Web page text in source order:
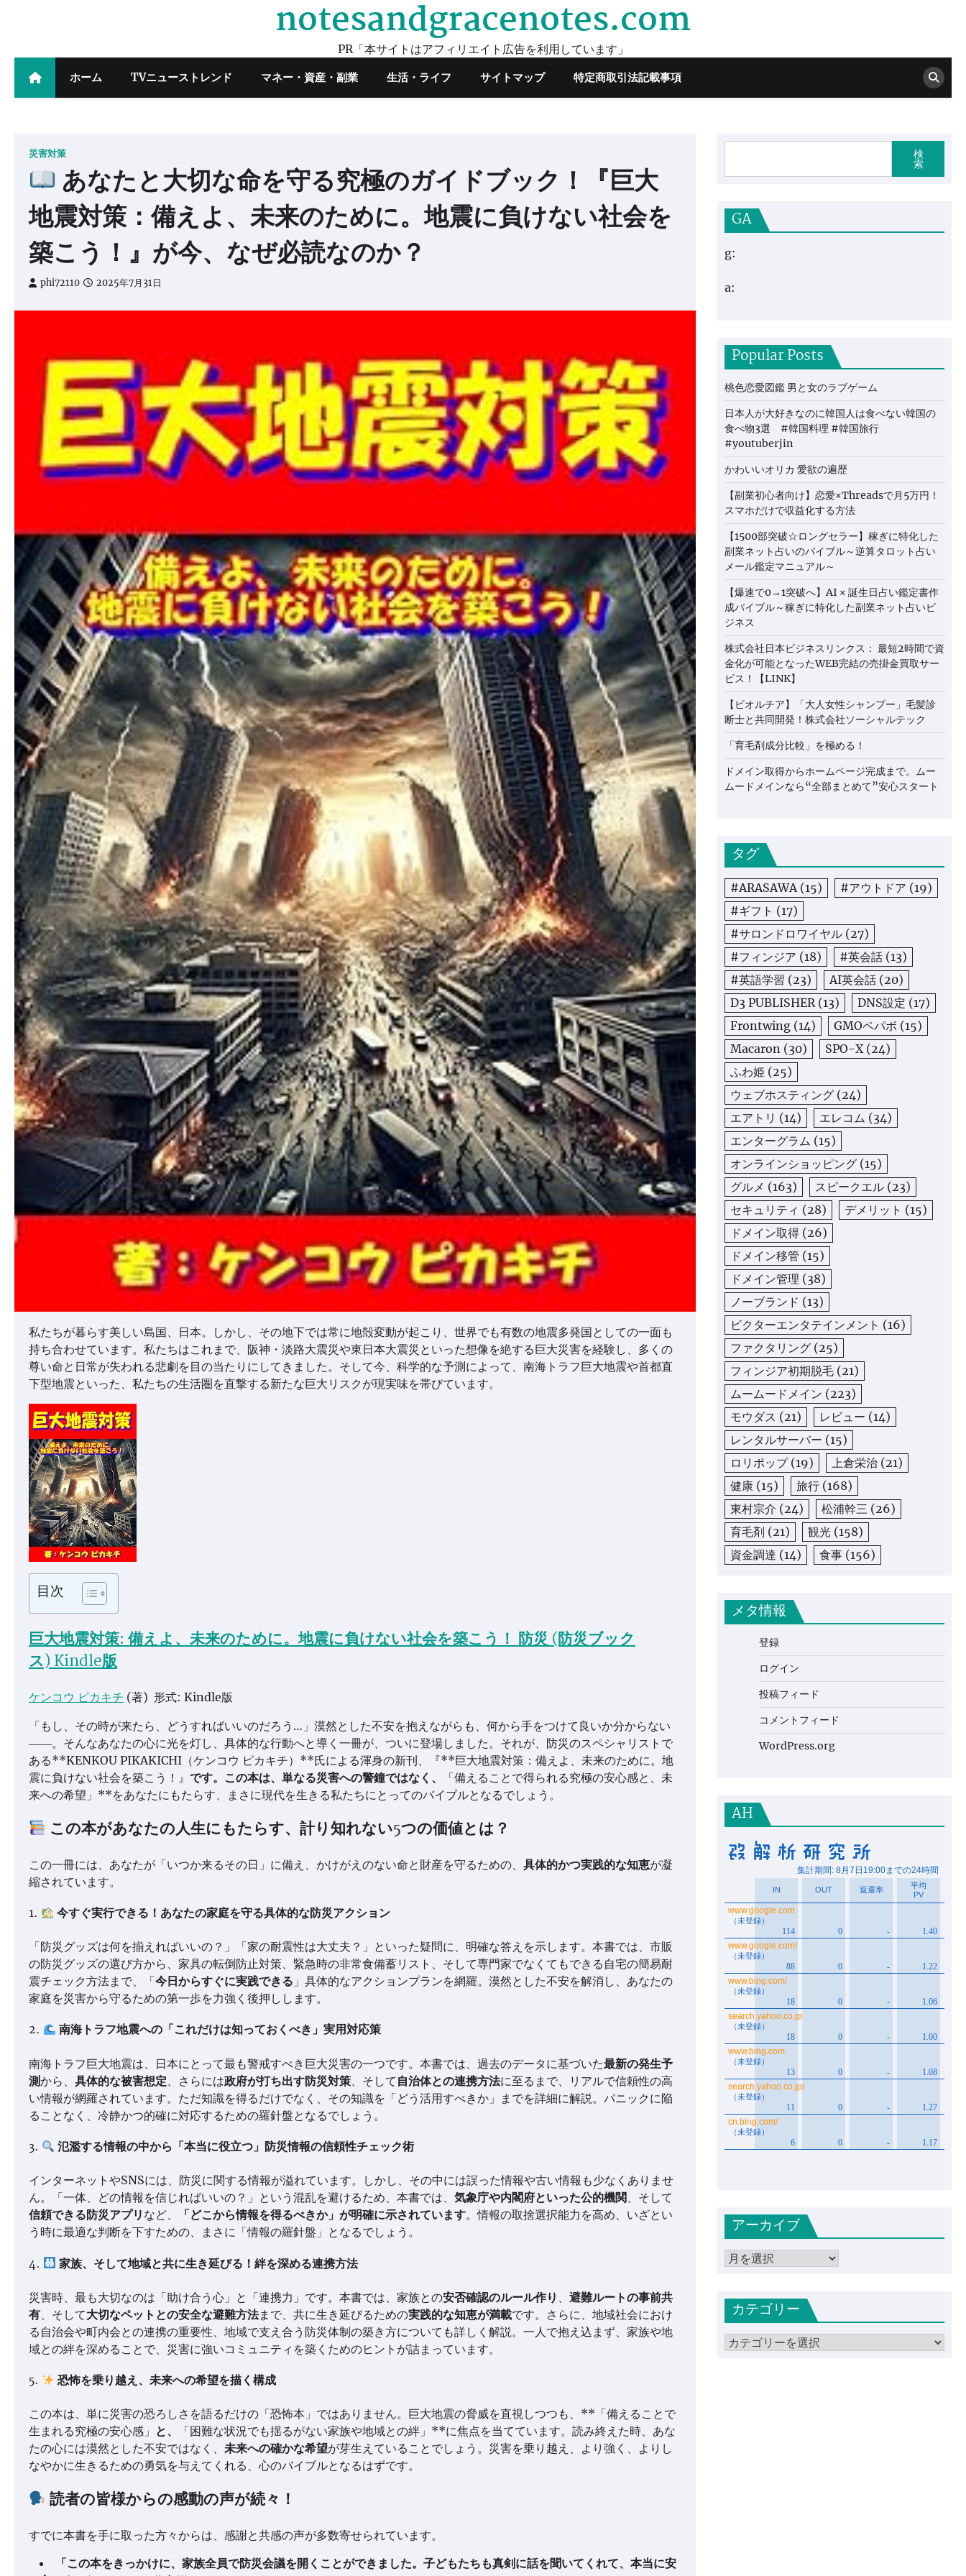
notesandgracenotes.com
PR「本サイトはアフィリエイト広告を利用しています」
ホーム TVニューストレンド マネー・資産・副業 生活・ライフ サイトマップ 特定商取引法記載事項
災害対策
あなたと大切な命を守る究極のガイドブック！『巨大
地震対策：備えよ、未来のために。地震に負けない社会を
築こう！』が今、なぜ必読なのか？
phi72110 2025年7月31日
私たちが暮らす美しい島国、日本。しかし、その地下では常に地殻変動が起こり、世界でも有数の地震多発国としての一面も
持ち合わせています。私たちはこれまで、阪神・淡路大震災や東日本大震災といった想像を絶する巨大災害を経験し、多くの
尊い命と日常が失われる悲劇を目の当たりにしてきました。そして今、科学的な予測によって、南海トラフ巨大地震や首都直
下型地震といった、私たちの生活圏を直撃する新たな巨大リスクが現実味を帯びています。
目次
巨大地震対策: 備えよ、未来のために。地震に負けない社会を築こう！ 防災 (防災ブック
ス)Kindle版
ケンコウ ピカキチ (著) 形式: Kindle版
「もし、その時が来たら、どうすればいいのだろう…」漠然とした不安を抱えながらも、何から手をつけて良いか分からない
――。そんなあなたの心に光を灯し、具体的な行動へと導く一冊が、ついに登場しました。それが、防災のスペシャリストで
ある**KENKOU PIKAKICHI（ケンコウ ピカキチ）**氏による渾身の新刊、『**巨大地震対策：備えよ、未来のために。地
震に負けない社会を築こう！』 です。この本は、単なる災害への警鐘ではなく、
「備えることで得られる究極の安心感と、未
来への希望」**をあなたにもたらす、まさに現代を生きる私たちにとってのバイブルとなるでしょう。
この本があなたの人生にもたらす、計り知れない5つの価値とは？
この一冊には、あなたが「いつか来るその日」に備え、かけがえのない命と財産を守るための、 具体的かつ実践的な知恵が凝
縮されています。
1. 今すぐ実行できる！あなたの家庭を守る具体的な防災アクション
「防災グッズは何を揃えればいいの？」「家の耐震性は大丈夫？」といった疑問に、明確な答えを示します。本書では、市販
の防災グッズの選び方から、家具の転倒防止対策、緊急時の非常食備蓄リスト、そして専門家でなくてもできる自宅の簡易耐
震チェック方法まで、「今日からすぐに実践できる 」具体的なアクションプランを網羅。漠然とした不安を解消し、あなたの
家庭を災害から守るための第一歩を力強く後押しします。
2. 南海トラフ地震への「これだけは知っておくべき」実用対応策
南海トラフ巨大地震は、日本にとって最も警戒すべき巨大災害の一つです。本書では、過去のデータに基づいた最新の発生予
測から、 具体的な被害想定 、さらには政府が打ち出す防災対策 、そして 自治体との連携方法に至るまで、リアルで信頼性の高
い情報が網羅されています。ただ知識を得るだけでなく、その知識を「どう活用すべきか」までを詳細に解説。パニックに陥
ることなく、冷静かつ的確に対応するための羅針盤となるでしょう。
3. 氾濫する情報の中から「本当に役立つ」防災情報の信頼性チェック術
インターネットやSNSには、防災に関する情報が溢れています。しかし、その中には誤った情報や古い情報も少なくありませ
ん。「一体、どの情報を信じればいいの？」という混乱を避けるため、本書では、 気象庁や内閣府といった公的機関 、そして
信頼できる防災アプリ など、 「どこから情報を得るべきか」が明確に示されています。情報の取捨選択能力を高め、いざとい
う時に最適な判断を下すための、まさに「情報の羅針盤」となるでしょう。
4. 家族、そして地域と共に生き延びる！絆を深める連携方法
災害時、最も大切なのは「助け合う心」と「連携力」です。本書では、家族との安否確認のルール作り
避難ルートの事前共
有 、そして大切なペットとの安全な避難方法まで、共に生き延びるための実践的な知恵が満載です。さらに、地域社会におけ
る自治会や町内会との連携の重要性、地域で支え合う防災体制の築き方についても詳しく解説。一人で抱え込まず、家族や地
域との絆を深めることで、災害に強いコミュニティを築くためのヒントが詰まっています。
5. 恐怖を乗り越え、未来への希望を描く構成
この本は、単に災害の恐ろしさを語るだけの「恐怖本」ではありません。巨大地震の脅威を直視しつつも、**「備えることで
生まれる究極の安心感」 と、
「困難な状況でも揺るがない家族や地域との絆」**に焦点を当てています。読み終えた時、あな
たの心には漠然とした不安ではなく、 未来への確かな希望が芽生えていることでしょう。災害を乗り越え、より強く、よりし
なやかに生きるための勇気を与えてくれる、心のバイブルとなるはずです。
読者の皆様からの感動の声が続々！
すでに本書を手に取った方々からは、感謝と共感の声が多数寄せられています。
「この本をきっかけに、家族全員で防災会議を開くことができました。子どもたちも真剣に話を聞いてくれて、本当に安
検
索
GA
g:
a:
Popular Posts
桃色恋愛図鑑 男と女のラブゲーム
日本人が大好きなのに韓国人は食べない韓国の
食べ物3選 #韓国料理 #韓国旅行
#youtuberjin
かわいいオリカ 愛欲の遍歴
【副業初心者向け】恋愛×Threadsで月5万円！
スマホだけで収益化する方法
【1500部突破☆ロングセラー】稼ぎに特化した
副業ネット占いのバイブル～逆算タロット占い
メール鑑定マニュアル～
【爆速で0→1突破へ】AI × 誕生日占い鑑定書作
成バイブル～稼ぎに特化した副業ネット占いビ
ジネス
株式会社日本ビジネスリンクス： 最短2時間で資
金化が可能となったWEB完結の売掛金買取サー
ビス！【LINK】
【ビオルチア】「大人女性シャンプー」毛髪診
断士と共同開発！株式会社ソーシャルテック
「育毛剤成分比較」を極める！
ドメイン取得からホームページ完成まで。ムー
ムードメインなら“全部まとめて”安心スタート
タグ
#ARASAWA(15) #アウトドア (19)
#ギフト (17)
#サロンドロワイヤル (27)
#フィンジア (18) #英会話 (13)
#英語学習 (23) AI英会話 (20)
D3 PUBLISHER(13) DNS設定 (17)
Frontwing (14) GMOペパボ (15)
Macaron (30) SPO-X(24)
ふわ姫 (25)
ウェブホスティング (24)
エアトリ (14) エレコム (34)
エンターグラム (15)
オンラインショッピング (15)
グルメ (163) スピークエル (23)
セキュリティ (28) デメリット (15)
ドメイン取得 (26)
ドメイン移管 (15)
ドメイン管理 (38)
ノーブランド (13)
ビクターエンタテインメント (16)
ファクタリング (25)
フィンジア初期脱毛 (21)
ムームードメイン (223)
モウダス (21) レビュー (14)
レンタルサーバー (15)
ロリポップ(19) 上倉栄治 (21)
健康 (15) 旅行 (168)
東村宗介 (24) 松浦幹三 (26)
育毛剤 (21) 観光 (158)
資金調達 (14) 食事 (156)
メタ情報
登録
ログイン
投稿フィード
コメントフィード
WordPress.org
AH
アーカイブ
ア
イ
ブ
カテゴリー
カ